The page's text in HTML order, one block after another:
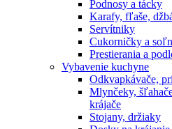
Podnosy a tácky
Karafy, fľaše,
Servítniky
Cukorničky a
Prestierania a
Vybavenie kuchyne
Odkvapkávače,
Mlynčeky,
krájače
Stojany, držiaky